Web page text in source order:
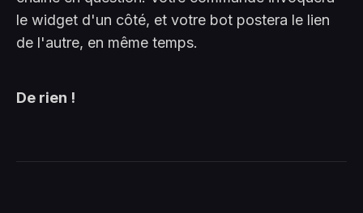
le widget d'un côté, et votre bot postera le lien
de l'autre, en même temps.
De rien !